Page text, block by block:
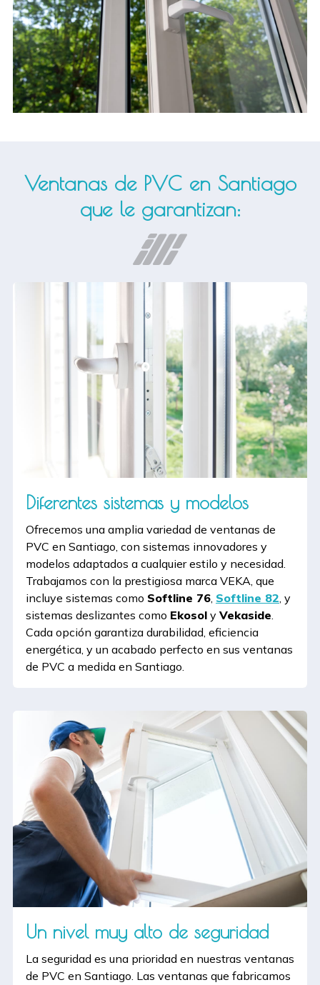
Ventanas de PVC en Santiago
que le garantizan:
Diferentes sistemas y modelos
Ofrecemos una amplia variedad de ventanas de
PVC en Santiago, con sistemas innovadores y
modelos adaptados a cualquier estilo y necesidad.
Trabajamos con la prestigiosa marca VEKA, que
incluye sistemas como Softline 76, Softline 82, y
sistemas deslizantes como Ekosol y Vekaside.
Cada opción garantiza durabilidad, eficiencia
energética, y un acabado perfecto en sus ventanas
de PVC a medida en Santiago.
Un nivel muy alto de seguridad
La seguridad es una prioridad en nuestras ventanas
de PVC en Santiago. Las ventanas que fabricamos